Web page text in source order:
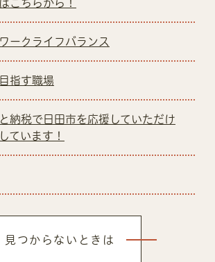
こちらから！
ークライフバランス
指す職場
納税で日田市を応援していただけ
ています！
見つからないときは